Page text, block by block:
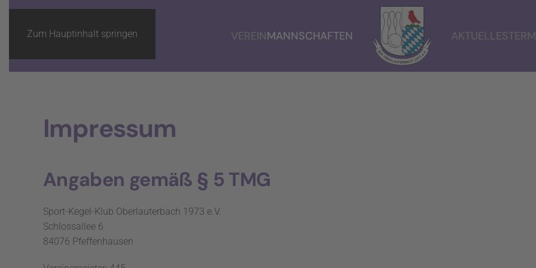
Zum Hauptinhalt springen VEREINMANNSCHAFTEN AKTUELLES
Impressum
Angaben gemäß § 5 TMG
Sport-Kegel-Klub Oberlauterbach 1973 e.V.
Schlossallee 6
84076 Pfeffenhausen